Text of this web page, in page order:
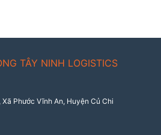
TÂY NINH LOGISTICS
Phước Vĩnh An, Huyện Củ Chi